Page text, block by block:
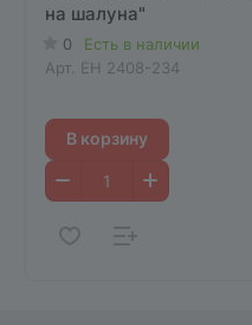
на шалуна"
0
Есть в наличии
Арт. EH 2408-234
В корзину